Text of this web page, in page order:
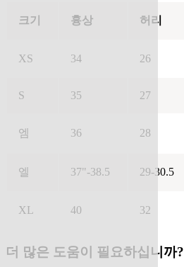
크기 흉상 허리
XS 34 26
S 35 27
엠 36 28
엘 37"-38.5 29-30.5
XL 40 32
더 많은 도움이 필요하십니까?